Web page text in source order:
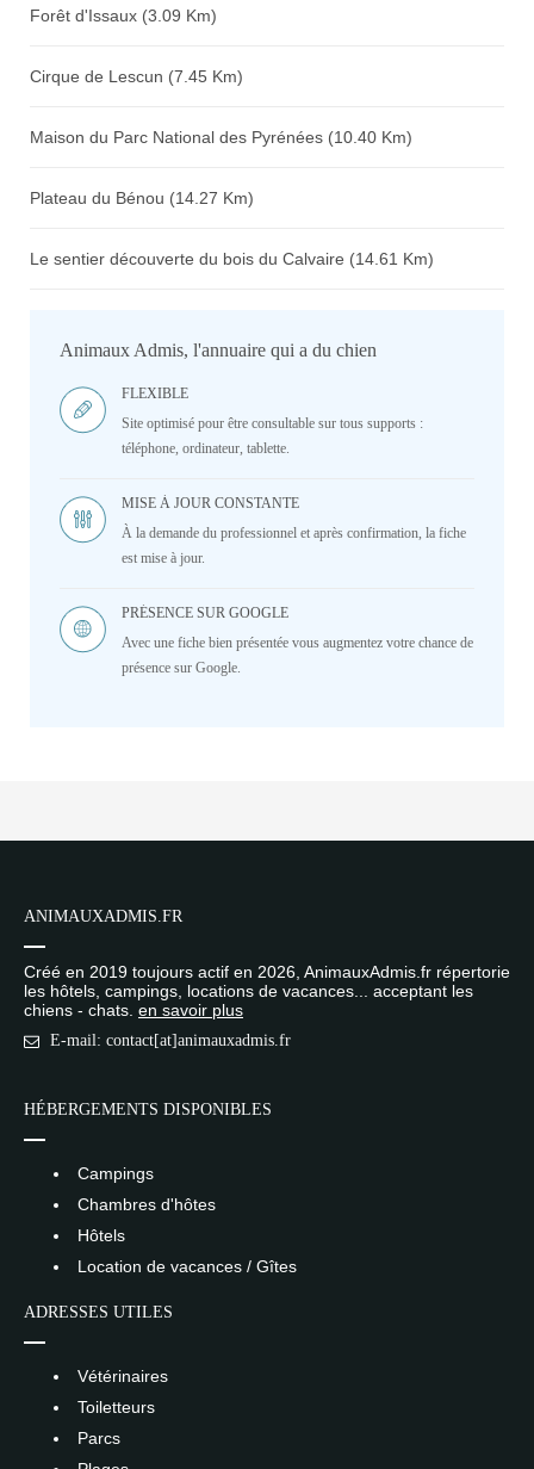
Forêt d'Issaux (3.09 Km)
Cirque de Lescun (7.45 Km)
Maison du Parc National des Pyrénées (10.40 Km)
Plateau du Bénou (14.27 Km)
Le sentier découverte du bois du Calvaire (14.61 Km)
Animaux Admis, l'annuaire qui a du chien
FLEXIBLE
Site optimisé pour être consultable sur tous supports :
téléphone, ordinateur, tablette.
MISE À JOUR CONSTANTE
À la demande du professionnel et après confirmation, la fiche
est mise à jour.
PRÉSENCE SUR GOOGLE
Avec une fiche bien présentée vous augmentez votre chance de
présence sur Google.
ANIMAUXADMIS.FR
Créé en 2019 toujours actif en 2026, AnimauxAdmis.fr répertorie
les hôtels, campings, locations de vacances... acceptant les
chiens - chats. en savoir plus
E-mail: contact[at]animauxadmis.fr
HÉBERGEMENTS DISPONIBLES
Campings
Chambres d'hôtes
Hôtels
Location de vacances / Gîtes
ADRESSES UTILES
Vétérinaires
Toiletteurs
Parcs